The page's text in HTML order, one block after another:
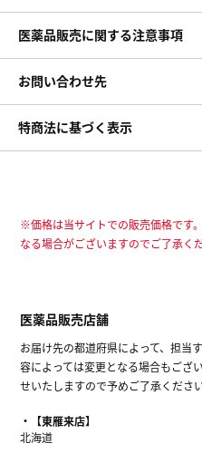
医薬品販売に関する注意事項
お問い合わせ先
特商法に基づく表示
※価格は当サイトでの販売価格です
なる場合がございますのでご了承くだ
医薬品販売店舗
お届け先の都道府県によって、担当
容によっては変更となる場合もござ
せいたしますので予めご了承ください
【東雁来店】
北海道